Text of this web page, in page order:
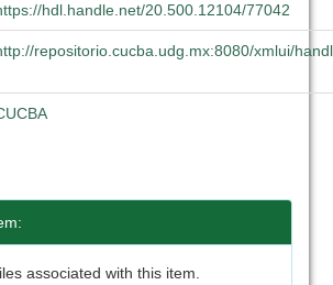
hdl.handle.net/20.500.12104/77042
repositorio.cucba.udg.mx:8080/xmlui/
associated with this item.